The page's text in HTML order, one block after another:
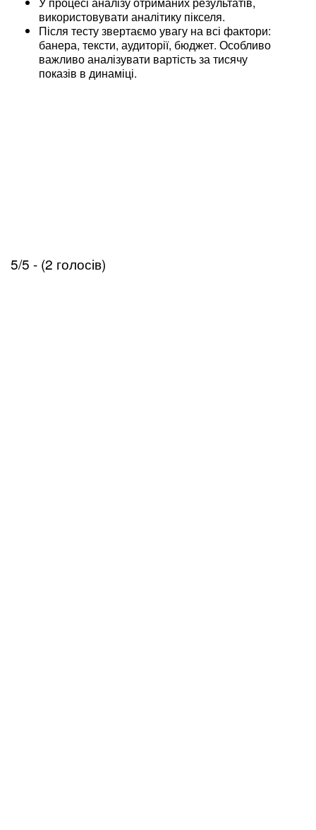
використовувати аналітику пікселя.
Після тесту звертаємо увагу на всі фактори:
банера, тексти, аудиторії, бюджет. Особливо
важливо аналізувати вартість за тисячу
показів в динаміці.
5/5 - (2 голосів)